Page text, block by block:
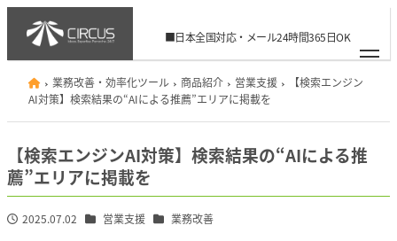
ン
テ
ン
ツ
へ
移
動
■日本全国対応・メール24時間365日OK
06-6926-8506 info@circus.ac
業務改善・効率化ツール 商品紹介 営業支援
【検索エンジン
AI対策】検索結果の“AIによる推薦”エリアに掲載を
【検索エンジンAI対策】検索結果の“AIによる推
薦”エリアに掲載を
投稿日2025.07.02 カテゴリー
営業支援 カテゴリー
業務改善